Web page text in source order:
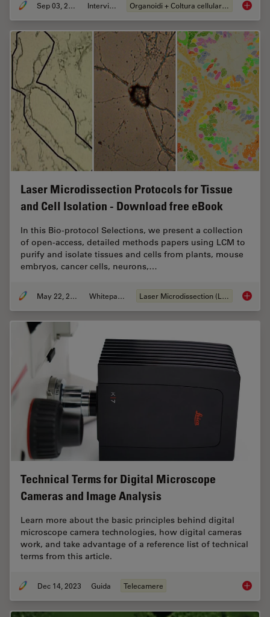
Sep 03, 2024 Intervista Organoidi + Coltura cellulare 3D
Laser Microdissection Protocols for Tissue
and Cell Isolation - Download free eBook
In this Bio-protocol Selections, we present a collection
of open-access, detailed methods papers using LCM to
purify and isolate tissues and cells from plants, mouse
embryos, cancer cells, neurons,…
May 22, 2024 Whitepaper Laser Microdissection (LMD) Laser
Technical Terms for Digital Microscope
Cameras and Image Analysis
Learn more about the basic principles behind digital
microscope camera technologies, how digital cameras
work, and take advantage of a reference list of technical
terms from this article.
Dec 14, 2023 Guida Telecamere